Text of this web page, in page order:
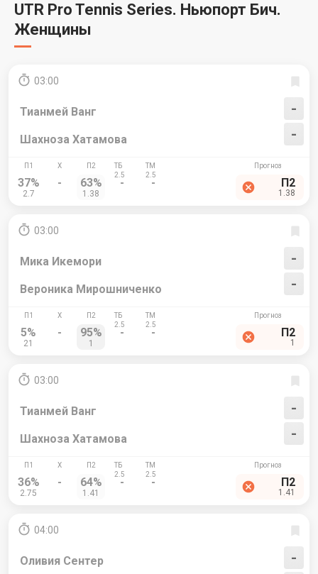
UTR Pro Tennis Series. Ньюпорт Бич.
Женщины
03:00
Тианмей Ванг
-
-
Шахноза Хатамова
37%
2.7
- 63%
1.38
- - П2
1.38
03:00
Мика Икемори
-
-
Вероника Мирошниченко
5%
21
- 95%
1
- - П2
1
03:00
Тианмей Ванг
-
-
Шахноза Хатамова
36%
2.75
- 64%
1.41
- - П2
1.41
04:00
Оливия Сентер
-